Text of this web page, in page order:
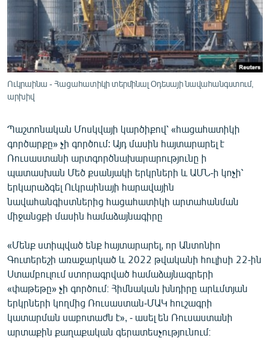
ՄԻՋԱԶԳԱՅԻՆ
ՄՇԱԿՈՒՅԹ
ՍՊՈՐՏ
ՄԵԿՆԱԲԱՆՈՒԹՅՈՒՆ
ՏՏ ԵՒ ԻՆՏԵՐՆԵՏ
ԱՐԽԻՎ
ՏԵՍԱՆՅՈՒԹԵՐ
ԲԱՆԱՎԵՃ
ՁԳՏԵԼՈՎ ԼԱՎԱԳՈՒՅՆԻՆ
Հայերեն
English
Русский
ՀԵՏԵՎԵՔ ՄԵԶ
Ուկրաինա - Հացահատիկի տերմինալ Օդեսայի նավահանգստում,
արխիվ
Պաշտոնական Մոսկվայի կարծիքով՝ «հացահատիկի
գործարքը» չի գործում: Այդ մասին հայտարարել է
Ռուսաստանի արտգործնախարարությունը ի
պատասխան Մեծ քսանյակի երկրների և ԱՄՆ-ի կոչի՝
երկարաձգել Ուկրաինայի հարավային
նավահանգիստներից հացահատիկի արտահանման
միջանցքի մասին համաձայնագիրը
«Մենք ստիպված ենք հայտարարել, որ Անտոնիո
Գուտերեշի առաջարկած և 2022 թվականի հուլիսի 22-ին
Ստամբուլում ստորագրված համաձայնագրերի
«փաթեթը» չի գործում։ Հիմնական խնդիրը արևմտյան
երկրների կողմից Ռուսաստան-ՄԱԿ հուշագրի
կատարման սաբոտաժն է», - ասել են Ռուսաստանի
արտաքին քաղաքական գերատեսչությունում։